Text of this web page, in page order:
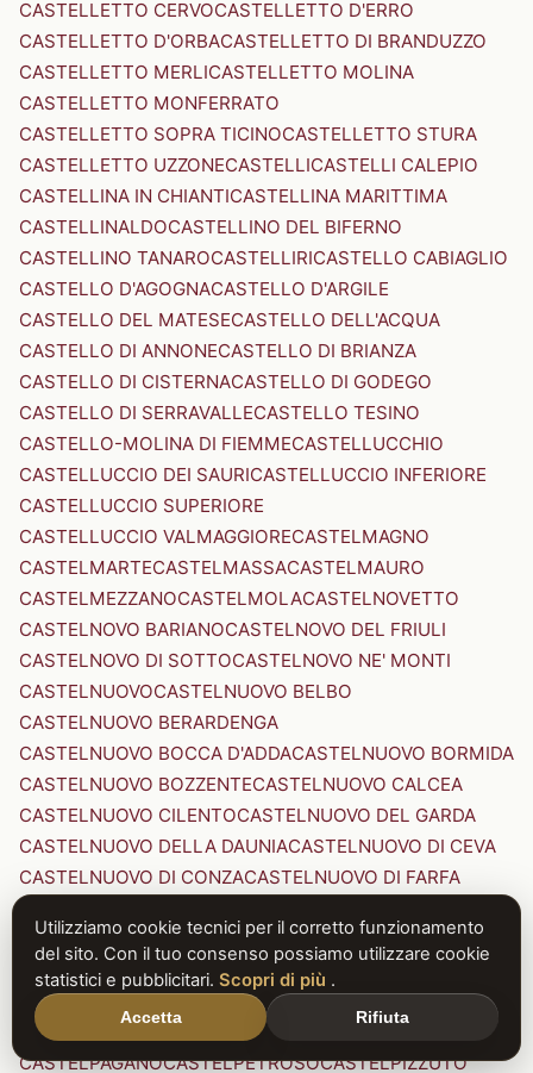
CASTELLETTO CERVOCASTELLETTO D'ERRO
CASTELLETTO D'ORBACASTELLETTO DI BRANDUZZO
CASTELLETTO MERLICASTELLETTO MOLINA
CASTELLETTO MONFERRATO
CASTELLETTO SOPRA TICINOCASTELLETTO STURA
CASTELLETTO UZZONECASTELLICASTELLI CALEPIO
CASTELLINA IN CHIANTICASTELLINA MARITTIMA
CASTELLINALDOCASTELLINO DEL BIFERNO
CASTELLINO TANAROCASTELLIRICASTELLO CABIAGLIO
CASTELLO D'AGOGNACASTELLO D'ARGILE
CASTELLO DEL MATESECASTELLO DELL'ACQUA
CASTELLO DI ANNONECASTELLO DI BRIANZA
CASTELLO DI CISTERNACASTELLO DI GODEGO
CASTELLO DI SERRAVALLECASTELLO TESINO
CASTELLO-MOLINA DI FIEMMECASTELLUCCHIO
CASTELLUCCIO DEI SAURICASTELLUCCIO INFERIORE
CASTELLUCCIO SUPERIORE
CASTELLUCCIO VALMAGGIORECASTELMAGNO
CASTELMARTECASTELMASSACASTELMAURO
CASTELMEZZANOCASTELMOLACASTELNOVETTO
CASTELNOVO BARIANOCASTELNOVO DEL FRIULI
CASTELNOVO DI SOTTOCASTELNOVO NE' MONTI
CASTELNUOVOCASTELNUOVO BELBO
CASTELNUOVO BERARDENGA
CASTELNUOVO BOCCA D'ADDACASTELNUOVO BORMIDA
CASTELNUOVO BOZZENTECASTELNUOVO CALCEA
CASTELNUOVO CILENTOCASTELNUOVO DEL GARDA
CASTELNUOVO DELLA DAUNIACASTELNUOVO DI CEVA
CASTELNUOVO DI CONZACASTELNUOVO DI FARFA
CASTELNUOVO DI PORTO CASTELNUOVO DON BOSCO
CASTELNUOVO MAGRACASTELNUOVO NIGRA
CASTELNUOVO PARANOCASTELNUOVO RANGONE
CASTELNUOVO SCRIVIA
CASTELNUOVO VAL DI CECINA
CASTELPAGANOCASTELPETROSOCASTELPIZZUTO
Utilizziamo cookie tecnici per il corretto funzionamento
del sito. Con il tuo consenso possiamo utilizzare cookie
statistici e pubblicitari. Scopri di più .
Accetta Rifiuta